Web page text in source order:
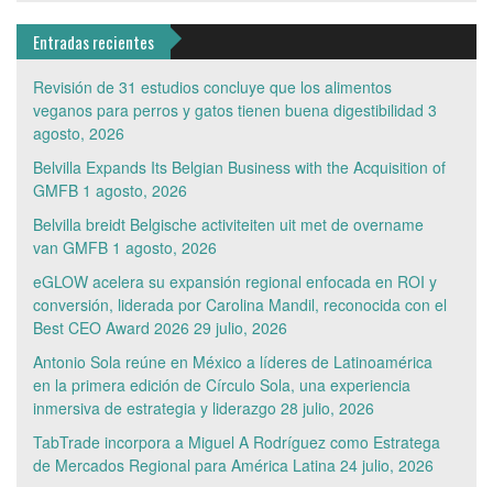
Entradas recientes
Revisión de 31 estudios concluye que los alimentos
veganos para perros y gatos tienen buena digestibilidad 3
agosto, 2026
Belvilla Expands Its Belgian Business with the Acquisition of
GMFB 1 agosto, 2026
Belvilla breidt Belgische activiteiten uit met de overname
van GMFB 1 agosto, 2026
eGLOW acelera su expansión regional enfocada en ROI y
conversión, liderada por Carolina Mandil, reconocida con el
Best CEO Award 2026 29 julio, 2026
Antonio Sola reúne en México a líderes de Latinoamérica
en la primera edición de Círculo Sola, una experiencia
inmersiva de estrategia y liderazgo 28 julio, 2026
TabTrade incorpora a Miguel A Rodríguez como Estratega
de Mercados Regional para América Latina 24 julio, 2026